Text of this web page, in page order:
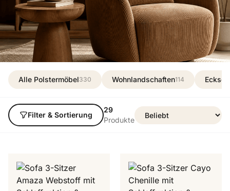
Alle Polstermöbel330 Wohnlandschaften114
Filter & Sortierung
29
Produkte